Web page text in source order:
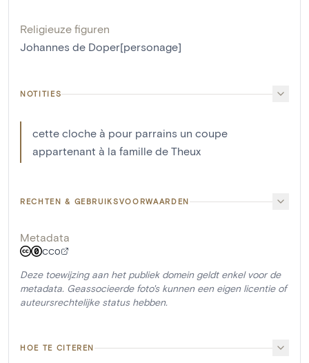
Religieuze figuren
Johannes de Doper[personage]
NOTITIES
cette cloche à pour parrains un coupe
appartenant à la famille de Theux
RECHTEN & GEBRUIKSVOORWAARDEN
Metadata
CC0
Deze toewijzing aan het publiek domein geldt enkel voor de
metadata. Geassocieerde foto's kunnen een eigen licentie of
auteursrechtelijke status hebben.
HOE TE CITEREN